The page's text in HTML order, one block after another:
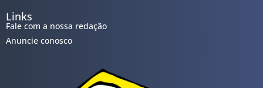
Links
Fale com a nossa redação
Anuncie conosco